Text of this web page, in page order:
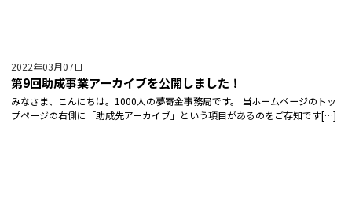
2022年03月07日
第9回助成事業アーカイブを公開しました！
みなさま、こんにちは。1000人の夢寄金事務局です。 当ホームページのトッ
プページの右側に「助成先アーカイブ」という項目があるのをご存知です[…]